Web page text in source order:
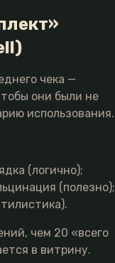
чека —
они были не
использования.
(логично);
(полезно);
чем 20 «всего
в витрину.